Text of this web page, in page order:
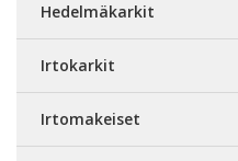
Hedelmäkarkit
Irtokarkit
Irtomakeiset